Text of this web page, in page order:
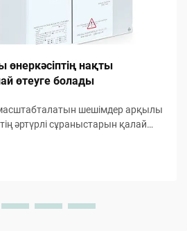
өнеркәсіптің нақты
өтеуге болады
масштабталатын шешімдер арқылы
әртүрлі сұраныстарын қалай